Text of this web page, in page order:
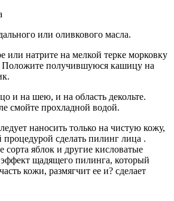
или оливкового масла.
или натрите на мелкой терке морковку
Положите получившуюся кашицу на
и на шею, и на область декольте.
смойте прохладной водой.
наносить только на чистую кожу,
сделать пилинг лица .
яблок и другие кисловатые
щадящего пилинга, который
кожи, размягчит ее и? сделает